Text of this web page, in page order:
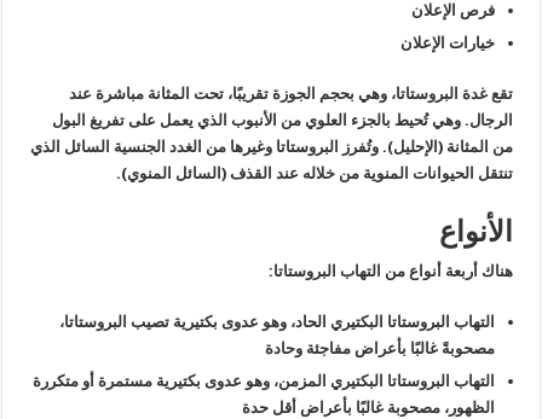
فرص الإعلان
خيارات الإعلان
تقع غدة البروستاتا، وهي بحجم الجوزة تقريبًا، تحت المثانة مباشرة عند
الرجال. وهي تُحيط بالجزء العلوي من الأنبوب الذي يعمل على تفريغ البول
من المثانة (الإحليل). وتُفرز البروستاتا وغيرها من الغدد الجنسية السائل الذي
تنتقل الحيوانات المنوية من خلاله عند القذف (السائل المنوي).
الأنواع
هناك أربعة أنواع من التهاب البروستاتا:
التهاب البروستاتا البكتيري الحاد، وهو عدوى بكتيرية تصيب البروستاتا،
مصحوبةً غالبًا بأعراض مفاجئة وحادة
التهاب البروستاتا البكتيري المزمن، وهو عدوى بكتيرية مستمرة أو متكررة
الظهور، مصحوبة غالبًا بأعراض أقل حدة